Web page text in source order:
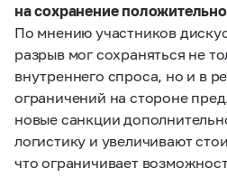
на сохранение
По мнению участников
разрыв мог сохраняться не
внутреннего спроса, но и в
ограничений на стороне
новые санкции
логистику и увеличивают
что ограничивает